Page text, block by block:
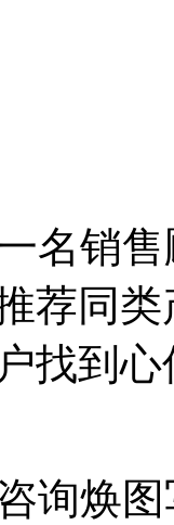
销售
荐同
找到
焕图